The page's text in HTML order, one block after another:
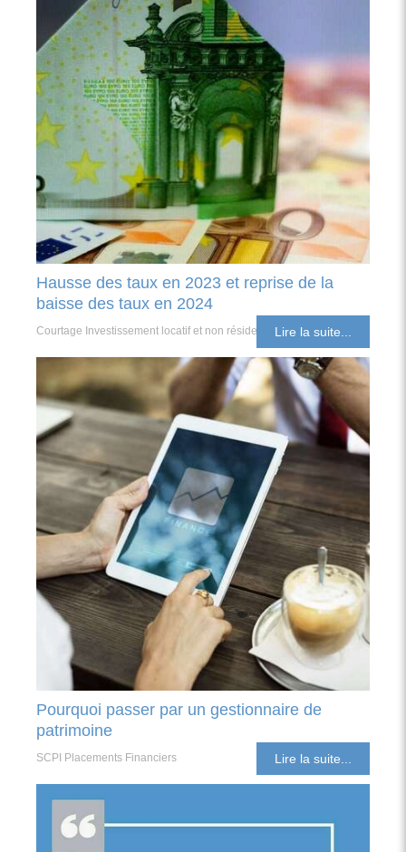
Hausse des taux en 2023 et reprise de la
baisse des taux en 2024
Courtage Investissement locatif et non résident Lire la suite...
Pourquoi passer par un gestionnaire de
patrimoine
SCPI Placements Financiers Lire la suite...